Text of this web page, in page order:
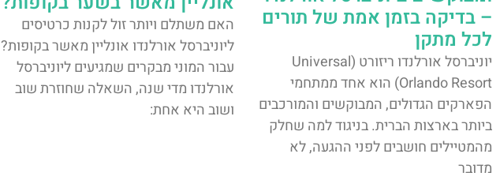
– בדיקה בזמן אמת של תורים
לכל מתקן
יוניברסל אורלנדו ריזורט (Universal
Orlando Resort) הוא אחד ממתחמי
הפארקים הגדולים, המבוקשים והמורכבים
ביותר בארצות הברית. בניגוד למה שחלק
מהמטיילים חושבים לפני ההגעה, לא
מדובר
האם משתלם ויותר זול לקנות כרטיסים
ליוניברסל אורלנדו אונליין מאשר בקופות?
עבור המוני מבקרים שמגיעים ליוניברסל
אורלנדו מדי שנה, השאלה שחוזרת שוב
ושוב היא אחת: